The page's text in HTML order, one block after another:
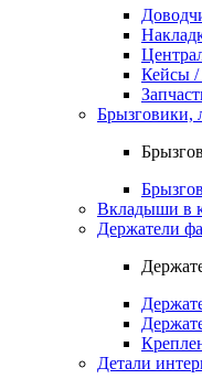
Кейсы /
Брызговики,
Вкладыши в
Держатели
Детали